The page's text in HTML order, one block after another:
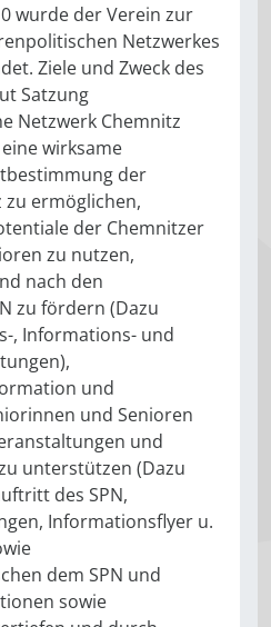
wurde der Verein zur
Netzwerkes
Ziele und Zweck des
Satzung
Netzwerk Chemnitz
wirksame
der
zu ermöglichen,
der Chemnitzer
zu nutzen,
nach den
zu fördern (Dazu
, Informations- und
und
und Senioren
und
unterstützen (Dazu
des SPN,
Informationsflyer u.
dem SPN und
sowie